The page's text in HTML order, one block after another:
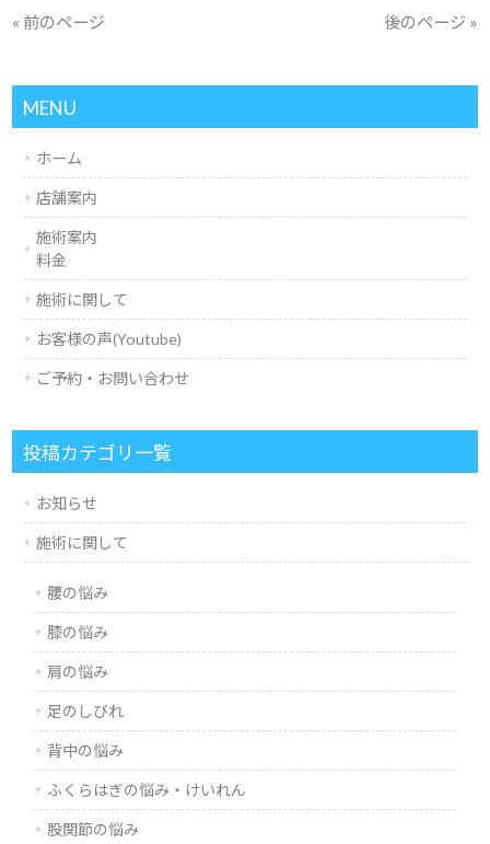
« 前のページ 後のページ »
MENU
ホーム
店舗案内
施術案内
料金
施術に関して
お客様の声(Youtube)
ご予約・お問い合わせ
投稿カテゴリ一覧
お知らせ
施術に関して
腰の悩み
膝の悩み
肩の悩み
足のしびれ
背中の悩み
ふくらはぎの悩み・けいれん
股関節の悩み